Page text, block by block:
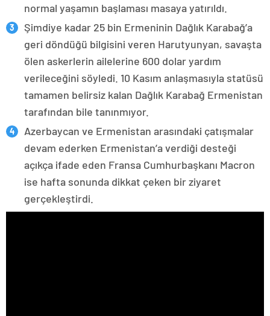
normal yaşamın başlaması masaya yatırıldı.
Şimdiye kadar 25 bin Ermeninin Dağlık Karabağ’a
geri döndüğü bilgisini veren Harutyunyan, savaşta
ölen askerlerin ailelerine 600 dolar yardım
verileceğini söyledi. 10 Kasım anlaşmasıyla statüsü
tamamen belirsiz kalan Dağlık Karabağ Ermenistan
tarafından bile tanınmıyor.
Azerbaycan ve Ermenistan arasındaki çatışmalar
devam ederken Ermenistan’a verdiği desteği
açıkça ifade eden Fransa Cumhurbaşkanı Macron
ise hafta sonunda dikkat çeken bir ziyaret
gerçekleştirdi.